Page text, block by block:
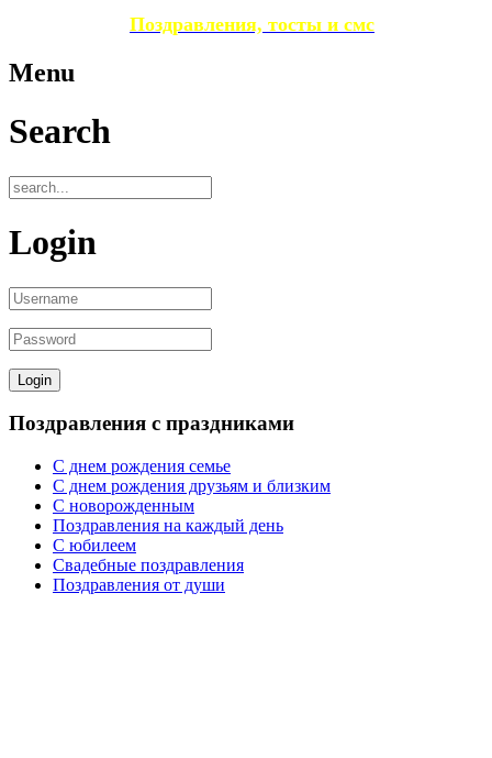
Поздравления, тосты и смс
Menu
Search
Login
Поздравления с праздниками
С днем рождения семье
С днем рождения друзьям и близким
C новорожденным
Поздравления на каждый день
С юбилеем
Свадебные поздравления
Поздравления от души